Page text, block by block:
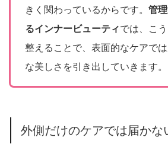
きく関わっているからです。 管
るインナービューティでは、こ
整えることで、表面的なケアで
な美しさを引き出していきます。
外側だけのケアでは届かな